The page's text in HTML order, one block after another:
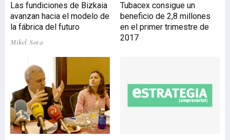
Las fundiciones de Bizkaia
avanzan hacia el modelo de
la fábrica del futuro
Mikel Sota
Tubacex consigue un
beneficio de 2,8 millones
en el primer trimestre de
2017